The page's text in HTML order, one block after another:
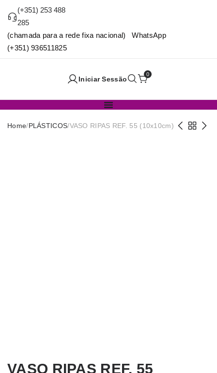
(+351) 253 488
285
(chamada para a rede fixa nacional) WhatsApp
(+351) 936511825
Iniciar Sessão
0
Home/PLÁSTICOS/VASO RIPAS REF. 55 (10x10cm)
VASO RIPAS REF. 55